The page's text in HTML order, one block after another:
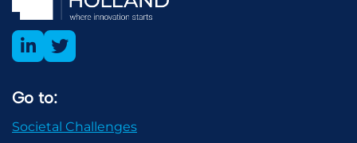
Go to:
Societal Challenges